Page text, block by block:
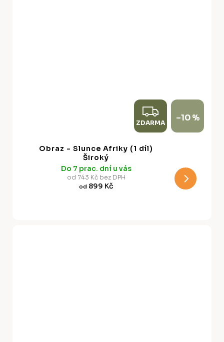
Z
D
ZDARMA –10 %
Obraz - Slunce Afriky (1 díl)
Široký
Do 7 prac. dní u vás
od 743 Kč bez DPH
od 899 Kč